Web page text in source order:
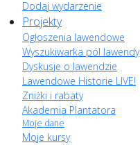
Dodaj wydarzenie
Projekty
Ogłoszenia lawendowe
Wyszukiwarka pól lawendy
Dyskusje o lawendzie
Lawendowe Historie LIVE!
Zniżki i rabaty
Akademia Plantatora
Moje dane
Moje kursy